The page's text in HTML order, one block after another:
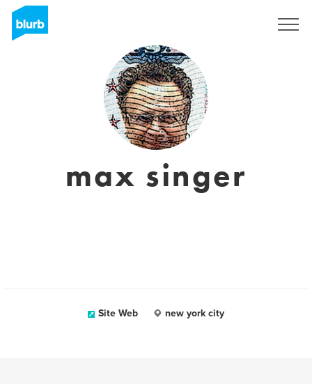
max singer
Site Web new york city